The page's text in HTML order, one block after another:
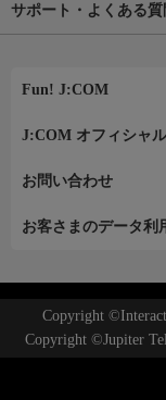
サポート・よくある質
Fun! J:COM
J:COM オフィシャ
お問い合わせ
お客さまのデータ利
Copyright
Copyright ©Jupiter